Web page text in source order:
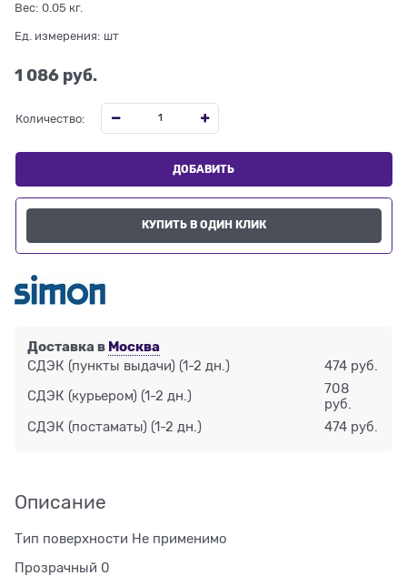
Вес: 0.05 кг.
Ед. измерения: шт
1 086 руб.
Количество:
ДОБАВИТЬ
КУПИТЬ В ОДИН КЛИК
Доставка в Москва
СДЭК (пункты выдачи) (1-2 дн.) 474 руб.
СДЭК (курьером) (1-2 дн.)
708
руб.
СДЭК (постаматы) (1-2 дн.) 474 руб.
Описание
Тип поверхности Не применимо
Прозрачный 0